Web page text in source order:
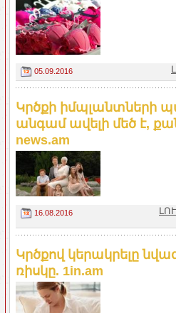
05.09.2016
Կրծքի իմպլանտների
անգամ ավելի մեծ է,
news.am
16.08.2016
Կրծքով կերակրելը
ռիսկը. 1in.am